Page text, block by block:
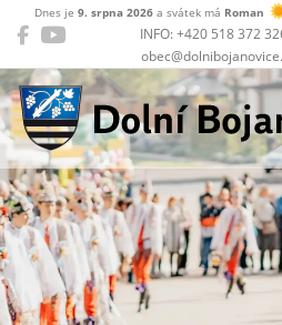
INFO: +420 518 372
Dnes je 9. srpna 2026 a svátek má Roman
Dolní Bojanovice